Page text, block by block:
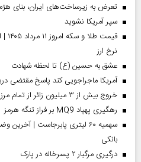
تعرض به زیرساخت‌های ایران، بنای
سپر آمریکا نشوید
نرخ ارز
عشق به حسین (ع) تا لحظه شهادت
آمریکا ماجراجویی کند پاسخ مقتضی
خروج بیش از ۳ میلیون زائر از تمام مرز‌های کشور
رهگیری پهپاد MQ9 بر فراز تنگه هرمز
سهمیه ۶۰ لیتری پابرجاست |
بانکی
درگیری مرگبار ۲ پسرخاله در پارک